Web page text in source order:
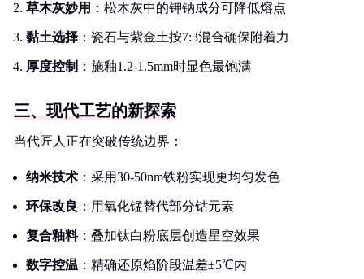
草木灰妙用 ：松木灰中的钾钠成分可降低熔点
黏土选择 ：瓷石与紫金土按7:3混合确保附着力
厚度控制 ：施釉1.2-1.5mm时显色最饱满
三、现代工艺的新探索
当代匠人正在突破传统边界：
纳米技术 ：采用30-50nm铁粉实现更均匀发色
环保改良 ：用氧化锰替代部分钴元素
复合釉料：叠加钛白粉底层创造星空效果
数字控温 ：精确还原焰阶段温差±5℃内